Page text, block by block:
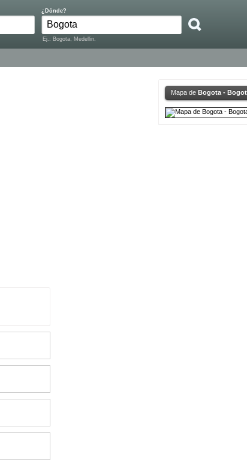
¿Dónde?
Ej.: Bogota, Medellin.
Mapa de Bogota -